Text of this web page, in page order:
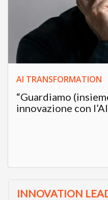
AI TRANSFORMATION
“Guardiamo
innovazione con
INNOVATION